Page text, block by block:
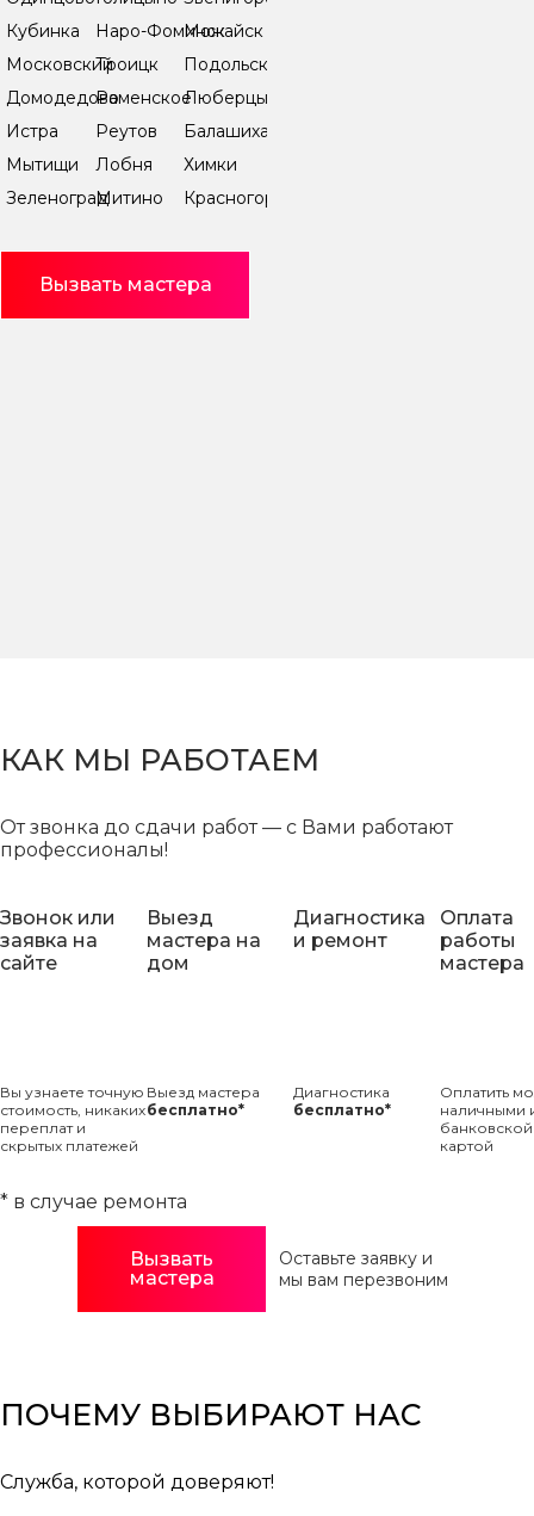
Кубинка
Наро-ФоминскМожайск
МосковскийТроицк
Подольск
ДомодедовоРаменскоеЛюберцы
Истра
Реутов
Балашиха
Мытищи
Лобня
Химки
ЗеленоградМитино Красногорск
Вызвать мастера
КАК МЫ РАБОТАЕМ
От звонка до сдачи работ — с Вами работают
профессионалы!
Звонок или
заявка на
сайте
Вы узнаете точную
стоимость, никаких
переплат и
скрытых платежей
Выезд
мастера на
дом
Выезд мастера
бесплатно*
Диагностика
и ремонт
Диагностика
бесплатно*
Оплата
работы
мастера
Оплатить
наличными
банковской
картой
* в случае ремонта
Вызвать
мастера
Оставьте заявку и
мы вам перезвоним
ПОЧЕМУ ВЫБИРАЮТ НАС
Служба, которой доверяют!